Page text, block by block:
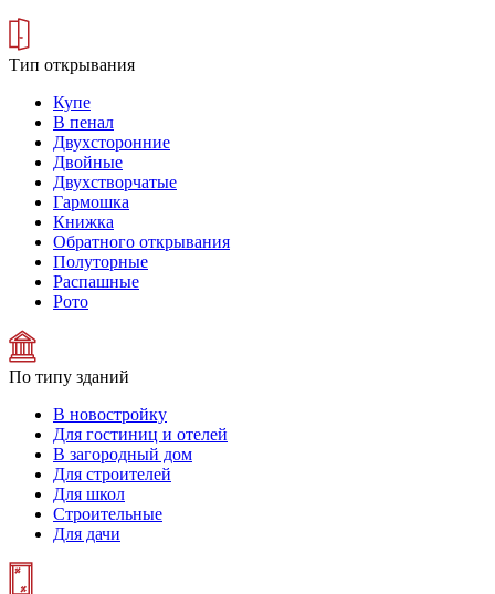
Тип открывания
Купе
В пенал
Двухсторонние
Двойные
Двухстворчатые
Гармошка
Книжка
Обратного открывания
Полуторные
Распашные
Рото
По типу зданий
В новостройку
Для гостиниц и отелей
В загородный дом
Для строителей
Для школ
Строительные
Для дачи